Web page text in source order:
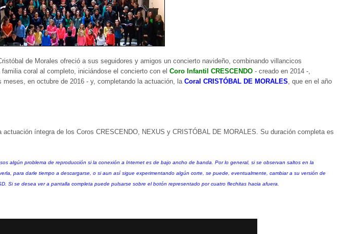
de Morales ofreció a sus seguidores y amigos un concierto navideño, combinando villancicos
coral al completo, iniciándose el concierto con el Coro Infantil CRESCENDO - creado en 2014 -,
meses, en octubre de 2016 - y, completando la actuación, laCoral CRISTÓBAL DE MORALES, que en el año
íntegra de los Coros CRESCENDO, NEXUS y CRISTÓBAL DE MORALES. Su duración completa es
algún problema de reproducción si la conexión a Internet es de bajo ancho de banda. Por lo general, si se observan saltos en la
para darle tiempo a descargarse, o si aun así sigue experimentando algún corte, se puede, eventualmente, cambiar a su versión de
Si se desea ver a pantalla completa puede pulsarse sobre el botón representado por cuatro flechitas hacia afuera.